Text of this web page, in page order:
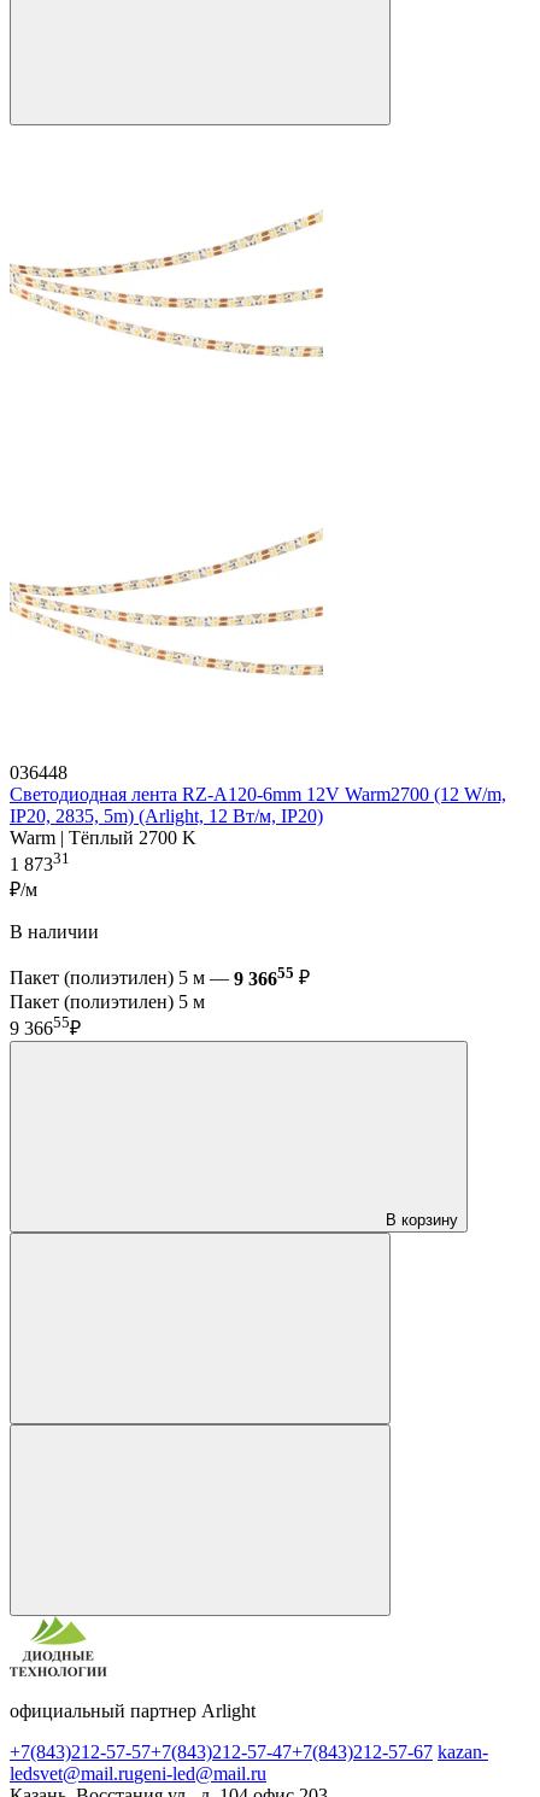
036448
Светодиодная лента RZ-A120-6mm 12V Warm2700 (12 W/m,
IP20, 2835, 5m) (Arlight, 12 Вт/м, IP20)
Warm | Тёплый 2700 K
1 87331
₽/м
В наличии
Пакет (полиэтилен) 5 м — 9 36655 ₽
Пакет (полиэтилен) 5 м
9 36655₽
В корзину
официальный партнер Arlight
+7(843)212-57-57+7(843)212-57-47+7(843)212-57-67 kazan-
ledsvet@mail.rugeni-led@mail.ru